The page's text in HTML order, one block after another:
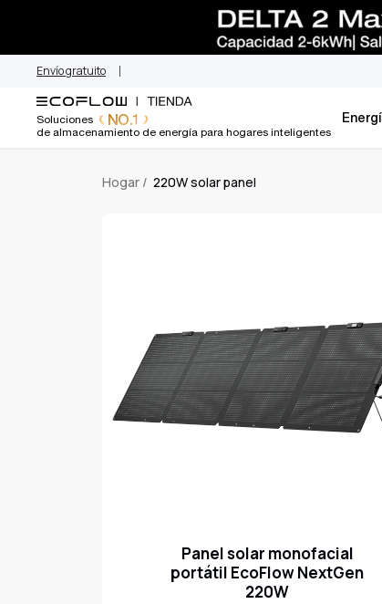
220W solar
Envío gratuito
Soluciones NO.1
de almacenamiento de energía para hogares inteligentes
Hogar / 220W solar panel
Panel solar monofacial
portátil EcoFlow NextGen
220W